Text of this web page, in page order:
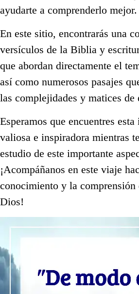
ayudarte a comprenderlo mejor.
En este sitio, encontrarás una
versículos de la Biblia y
que abordan directamente el
así como numerosos pasajes
las complejidades y matices de
Esperamos que encuentres
valiosa e inspiradora mientras
estudio de este importante
¡Acompáñanos en este viaje
conocimiento y la comprensión
Dios!